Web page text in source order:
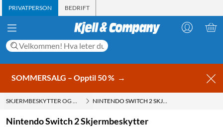
PRIVATPERSON BEDRIFT
SOMMERSALG – Opptil 50 % →
SKJERMBESKYTTER OG DEKSEL NINTENDO SWITCH 2 SKJERMBESKYTTER
Nintendo Switch 2 Skjermbeskytter